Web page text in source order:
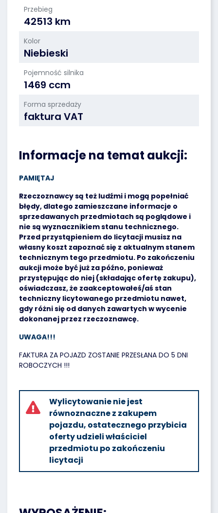
Przebieg
42513 km
Kolor
Niebieski
Pojemność silnika
1469 ccm
Forma sprzedaży
faktura VAT
Informacje na temat aukcji:
PAMIĘTAJ
Rzeczoznawcy są też ludźmi i mogą popełniać
błędy, dlatego zamieszczane informacje o
sprzedawanych przedmiotach są poglądowe i
nie są wyznacznikiem stanu technicznego.
Przed przystąpieniem do licytacji musisz na
własny koszt zapoznać się z aktualnym stanem
technicznym tego przedmiotu. Po zakończeniu
aukcji może być już za późno, ponieważ
przystępując do niej (składając ofertę zakupu),
oświadczasz, że zaakceptowałeś/aś stan
techniczny licytowanego przedmiotu nawet,
gdy różni się od danych zawartych w wycenie
dokonanej przez rzeczoznawcę.
UWAGA!!!
FAKTURA ZA POJAZD ZOSTANIE PRZESŁANA DO 5 DNI
ROBOCZYCH !!!
Wylicytowanie nie jest
równoznaczne z zakupem
pojazdu, ostatecznego przybicia
oferty udzieli właściciel
przedmiotu po zakończeniu
licytacji